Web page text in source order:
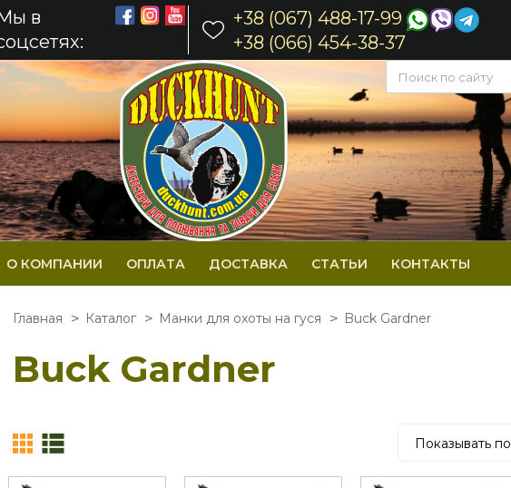
в
+38 (067) 488-17-99
+38 (066) 454-38-37
О КОМПАНИИ ОПЛАТА ДОСТАВКА СТАТЬИ КОНТАКТЫ
Главная Каталог Манки для охоты на гуся Buck Gardner
Buck Gardner
Показывать по